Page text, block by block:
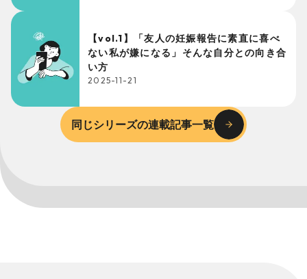
【vol.1】「友人の妊娠報告に素直に喜べ
ない私が嫌になる」そんな自分との向き合
い方
2025-11-21
同じシリーズの連載記事一覧